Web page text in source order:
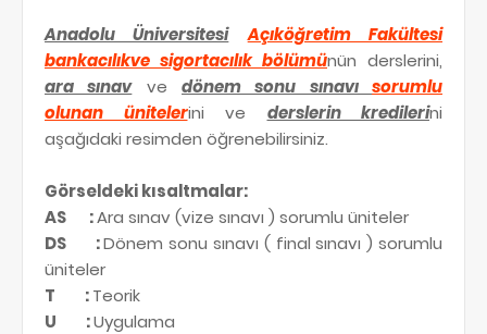
Anadolu Üniversitesi
Açıköğretim Fakültesi
bankacılıkve sigortacılık bölümünün derslerini,
ara sınavvedönem sonu sınavısorumlu
olunan ünitelerini ve derslerin kredilerini
aşağıdaki resimden öğrenebilirsiniz.
Görseldeki kısaltmalar:
AS
:Ara sınav (vize sınavı ) sorumlu üniteler
DS
:Dönem sonu sınavı ( final sınavı ) sorumlu
üniteler
T
:Teorik
U
:Uygulama